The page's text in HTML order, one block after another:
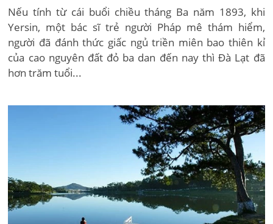
Nếu tính từ cái buổi chiều tháng Ba năm 1893, khi
Yersin, một bác sĩ trẻ người Pháp mê thám hiểm,
người đã đánh thức giấc ngủ triền miên bao thiên kỉ
của cao nguyên đất đỏ ba dan đến nay thì Đà Lạt đã
hơn trăm tuổi...